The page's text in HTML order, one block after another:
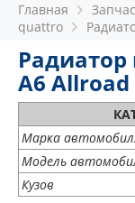
Главная
quattro
A6 Allroad
Марка
Модель
Кузов